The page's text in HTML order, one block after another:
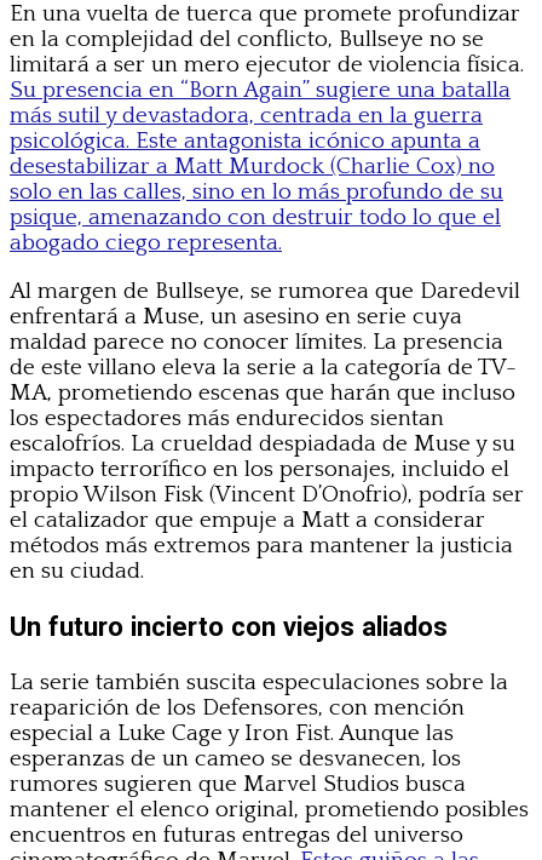
En una vuelta de tuerca que promete profundizar
en la complejidad del conflicto, Bullseye no se
limitará a ser un mero ejecutor de violencia física.
Su presencia en “Born Again” sugiere una batalla
más sutil y devastadora, centrada en la guerra
psicológica. Este antagonista icónico apunta a
desestabilizar a Matt Murdock (Charlie Cox) no
solo en las calles, sino en lo más profundo de su
psique, amenazando con destruir todo lo que el
abogado ciego representa.
Al margen de Bullseye, se rumorea que Daredevil
enfrentará a Muse, un asesino en serie cuya
maldad parece no conocer límites. La presencia
de este villano eleva la serie a la categoría de TV-
MA, prometiendo escenas que harán que incluso
los espectadores más endurecidos sientan
escalofríos. La crueldad despiadada de Muse y su
impacto terrorífico en los personajes, incluido el
propio Wilson Fisk (Vincent D’Onofrio), podría ser
el catalizador que empuje a Matt a considerar
métodos más extremos para mantener la justicia
en su ciudad.
Un futuro incierto con viejos aliados
La serie también suscita especulaciones sobre la
reaparición de los Defensores, con mención
especial a Luke Cage y Iron Fist. Aunque las
esperanzas de un cameo se desvanecen, los
rumores sugieren que Marvel Studios busca
mantener el elenco original, prometiendo posibles
encuentros en futuras entregas del universo